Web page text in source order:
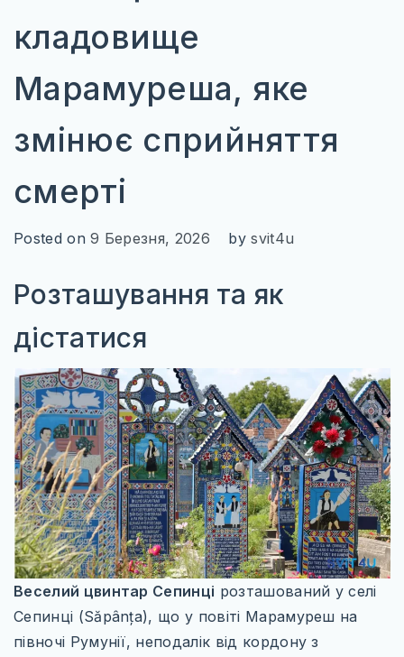
ПІВНІЧНА ЄВРОПА
ФІНЛЯНДІЯ
ШВЕЦІЯ
СХІДНА ЄВРОПА
РУМУНІЯ
СЛОВАЧЧИНА
УГОРЩИНА
УКРАЇНА
ЧЕХІЯ
АЗІЯ
ГРУЗІЯ
ЄМЕН
ІЗРАЇЛЬ
ІНДІЯ
кладовище
Марамуреша, яке
змінює сприйняття
смерті
Posted on9 Березня, 2026 bysvit4u
Розташування та як
дістатися
Веселий цвинтар Сепинці розташований у селі
Сепинці (Săpânța), що у повіті Марамуреш на
півночі Румунії, неподалік від кордону з